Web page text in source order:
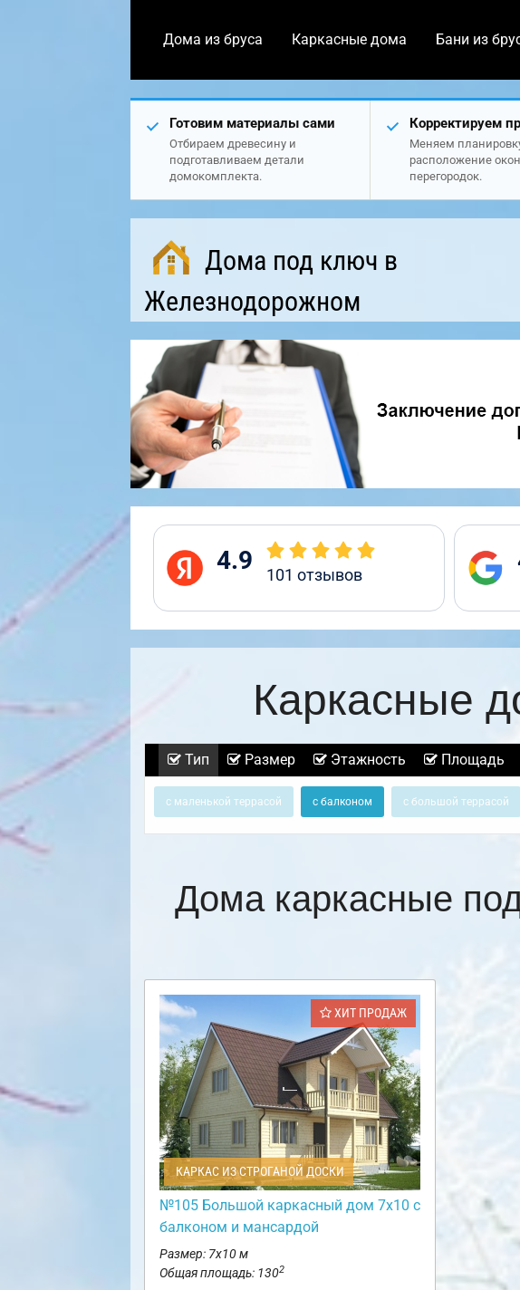
Дома из бруса Каркасные дома Бани из
Готовим материалы сами
Отбираем древесину и
подготавливаем детали
домокомплекта.
Корректируем
Меняем
расположение
перегородок.
Дома под ключ в
Железнодорожном
4.9 101 отзывов
Каркасные
Тип Размер Этажность Площадь
с маленькой террасой с балконом с большой террасой
Дома каркасные
ХИТ ПРОДАЖ
КАРКАС ИЗ СТРОГАНОЙ ДОСКИ
№105 Большой каркасный дом 7х10 с
балконом и мансардой
Размер: 7х10 м
Общая площадь: 1302